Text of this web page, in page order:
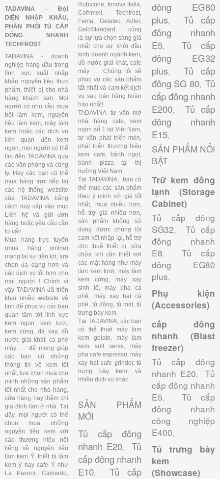
TADAVINA – ĐẠI
DIỆN NHẬP KHẨU,
PHÂN PHỐI TỦ CẤP
ĐÔNG NHANH
TECHFROST
TADAVINA - doanh
nghiệp hàng đầu trong
lĩnh vực xuất nhập
khẩu nguyên liệu thực
phẩm, thiết bị cho nhà
hàng khách sạn. Mọi
người có nhu cầu mua
bột làm kem, nguyên
liệu làm kem, máy làm
kem hoặc các dịch vụ
liên quan đến kem
ngon, mọi người có thể
tìm đến TADAVINA qua
các văn phòng và công
ty. Hay các bạn có thể
mua hàng trực tiếp tại
các hệ thống website
của TADAVINA bằng
cách truy cấp vào mục
Liên hệ và gửi đơn
hàng hoặc yêu cầu cần
tư vấn.
Mua hàng trực tuyến
(mua hàng online)
mang lại sự tiện lợi, lựa
chọn đa dạng hơn và
các dịch vụ tốt hơn cho
mọi người ! Chính vì
vậy TADAVINA đã triển
khai nhiều website vệ
tinh để phục vụ các bạn
quan tâm tới lĩnh vực
kem ngon, kem tươi,
kem cứng, đá xay, đồ
nước giải khát, cà phê
máy …. để mong giúp
các bạn có những
thông tin về kem tốt
nhất, lựa chọn mua cho
mình những sản phẩm
tốt nhất cho nhà hàng,
cửa hàng hay thậm chí
gia đình làm ở nhà. Tại
đây, mọi người có thể
chọn mua những
nguyên liệu kem với
các thương hiệu nổi
tiếng về nguyên liệu
làm kem Ý, thiết bị làm
kem ý hay cafe Ý như
La Pavoni, Camardo,
Rubicone, Innova Italia,
Cofrimell, Techfrost,
Fama, Gelatec, Adler,
GeloStandard… cũng
là sự lựa chọn sáng giá
nhất cho sự khởi đầu
kinh doanh ngành kem,
đồ nước giải khát, cafe
máy … Chúng tôi sẽ
phục vụ các sản phẩm
tất nhất và cam kết dịch
vụ sau bán hàng hoàn
hảo nhất!
TADAVINA tư vấn mở
nhà hàng cafe, kem
ngon số 1 tại Việt Nam,
tư vấn phát triển món,
phát triển thương hiệu
kem cafe, bánh ngọt,
bánh pizza tại thị
trường Việt Nam.
Tại TADAVINA, bạn có
thể mua các sản phẩm
theo ý mình với giá tốt
nhất, mua nhiều hơn,
hỗ trợ giá nhiều hơn,
sản phẩm không sử
dụng được chúng tôi
cam kết nhập lại, hỗ trợ
cho thuê thiết bị, sửa
chữa khi cần thiết với
các mặt hàng như máy
làm kem tươi, máy làm
kem cứng, máy xay
sinh tố, máy pha cà
phê, máy xay hạt cà
phê, tủ đông, tủ mát, tủ
trưng bày kem.
Tại TADAVINA, các bạn
có thể thuê máy làm
kem gelato, máy làm
kem soft serve, máy
pha cafe espresso, máy
xay hạt cafe grinder, tủ
trưng bày kem, và
nhiều dịch vụ khác.
SẢN PHẨM
MỚI
Tủ cấp đông
nhanh E20,Tủ
cấp đông nhanh
E10,Tủ cấp
đông EG80
plus, Tủ cấp
đông nhanh
E5, Tủ cấp
đông EG32
plus, Tủ cấp
đông SG 80, Tủ
cấp đông nhanh
E200, Tủ cấp
đông nhanh
E15,
SẢN PHẨM NỔI
BẬT
Trữ kem đông
lạnh (Storage
Cabinet)
Tủ cấp đông
SG32, Tủ cấp
đông nhanh
E8, Tủ cấp
đông EG80
plus,
Phụ kiện
(Accessories)
cấp đông
nhanh (Blast
freezer)
Tủ cấp đông
nhanh E20, Tủ
cấp đông nhanh
E5, Tủ cấp
đông nhanh
công nghiệp
E400,
Tủ trưng bày
kem
(Showcase)